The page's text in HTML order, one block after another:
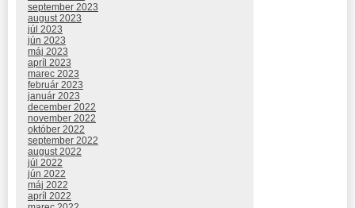
september 2023
august 2023
júl 2023
jún 2023
máj 2023
apríl 2023
marec 2023
február 2023
január 2023
december 2022
november 2022
október 2022
september 2022
august 2022
júl 2022
jún 2022
máj 2022
apríl 2022